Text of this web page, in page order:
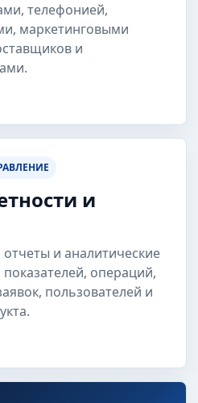
телефонией,
маркетинговыми
и
и
и аналитические
операций,
пользователей и